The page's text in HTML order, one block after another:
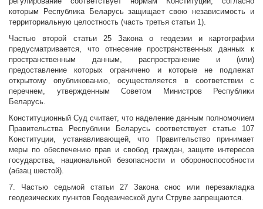
которым Республика Беларусь защищает свою независимость и
территориальную целостность (часть третья статьи 1).
Частью второй статьи 25 Закона о геодезии и картографии
предусматривается, что отнесение пространственных данных к
пространственным данным, распространение и (или)
предоставление которых ограничено и которые не подлежат
открытому опубликованию, осуществляется в соответствии с
перечнем, утвержденным Советом Министров Республики
Беларусь.
Конституционный Суд считает, что наделение данным полномочием
Правительства Республики Беларусь соответствует статье 107
Конституции, устанавливающей, что Правительство принимает
меры по обеспечению прав и свобод граждан, защите интересов
государства, национальной безопасности и обороноспособности
(абзац шестой).
7. Частью седьмой статьи 27 Закона снос или перезакладка
геодезических пунктов Геодезической дуги Струве запрещаются.